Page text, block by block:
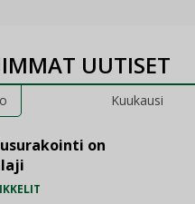
UUTISET
Kuukausi
on